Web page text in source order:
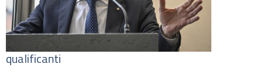
qualificanti